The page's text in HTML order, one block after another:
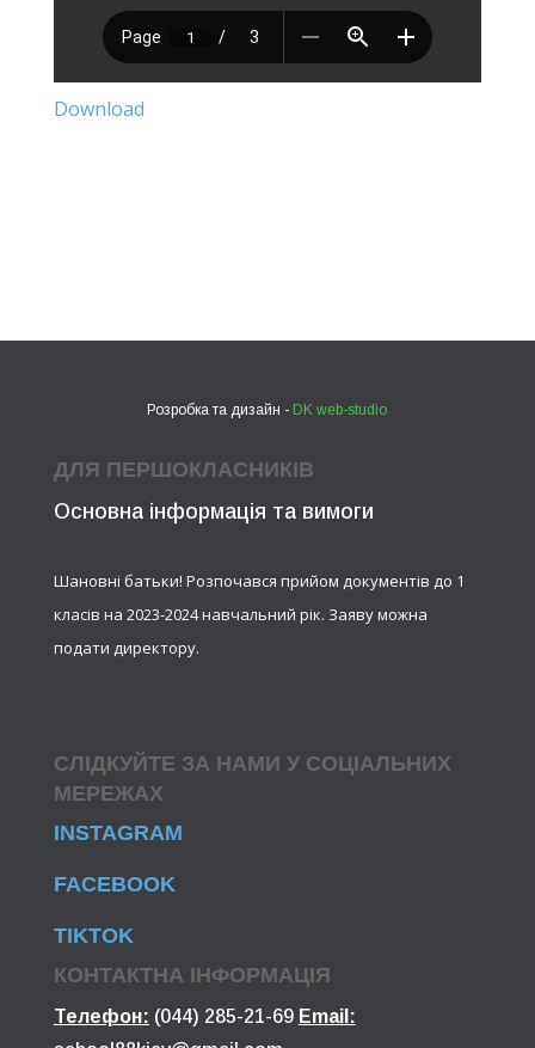
Download
Розробка та дизайн - DK web-studio
ДЛЯ ПЕРШОКЛАСНИКІВ
Основна інформація та вимоги
Шановні батьки! Розпочався прийом документів до 1
класів на 2023-2024 навчальний рік. Заяву можна
подати директору.
СЛІДКУЙТЕ ЗА НАМИ У СОЦІАЛЬНИХ
МЕРЕЖАХ
INSTAGRAM
FACEBOOK
TIKTOK
КОНТАКТНА ІНФОРМАЦІЯ
Телефон: (044) 285-21-69 Email: